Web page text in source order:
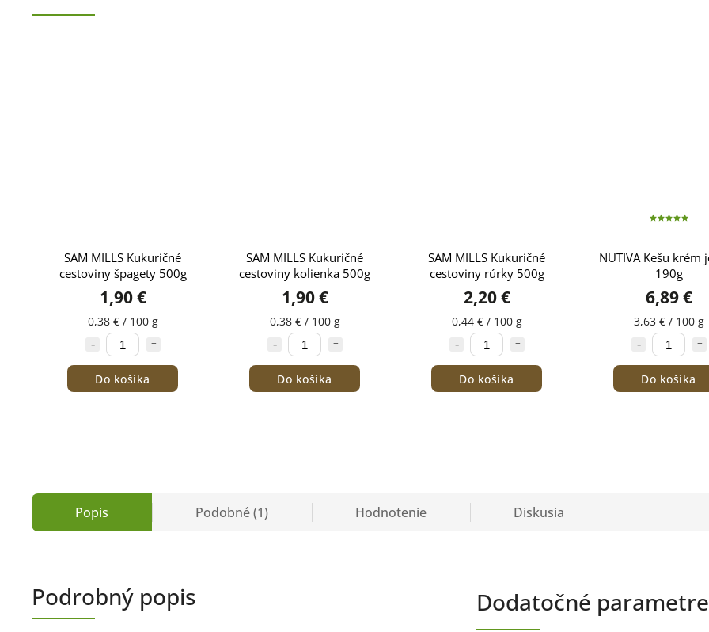
SAM MILLS Kukuričné
cestoviny špagety 500g
1,90 €
0,38 € / 100 g
Do košíka
SAM MILLS Kukuričné
cestoviny kolienka 500g
1,90 €
0,38 € / 100 g
Do košíka
SAM MILLS Kukuričné
cestoviny rúrky 500g
2,20 €
0,44 € / 100 g
Do košíka
NUTIVA Kešu krém
190g
6,89 €
3,63 € / 100 g
Do košíka
Popis Podobné (1) Hodnotenie Diskusia
Podrobný popis Dodatočné parametre